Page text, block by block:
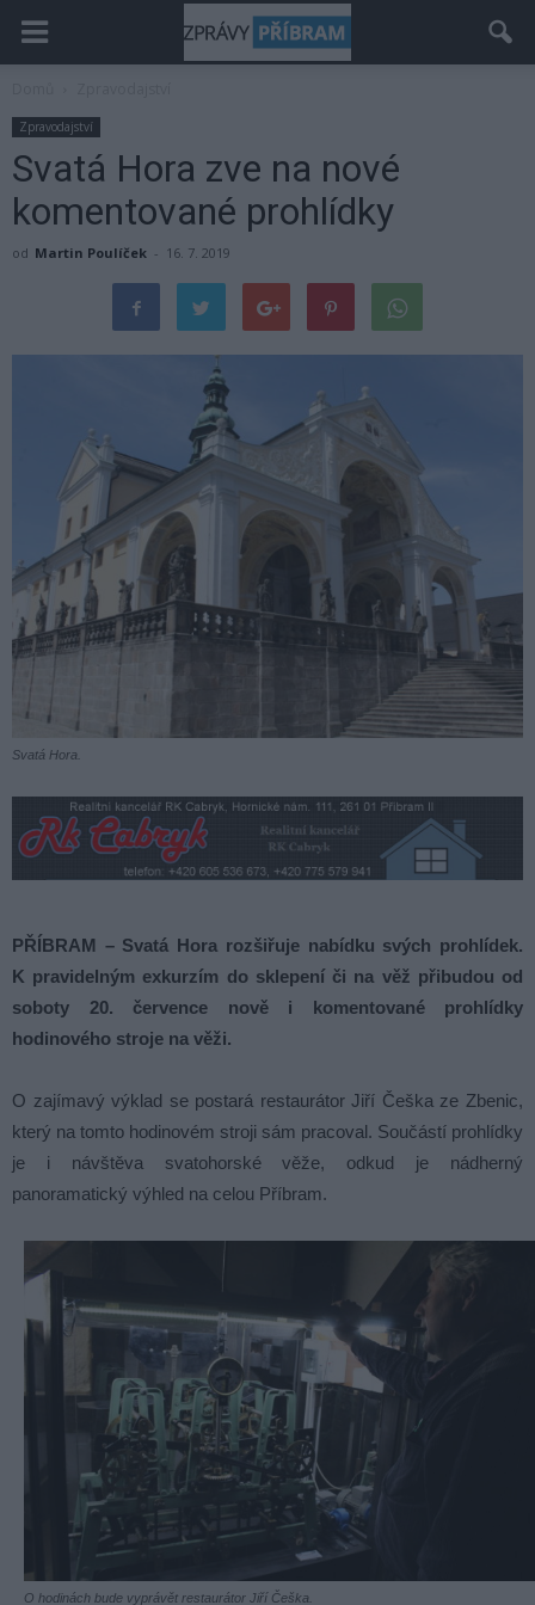
Zpravodajství
Svatá Hora zve na nové
komentované prohlídky
od Martin Poulíček - 16. 7. 2019
Svatá Hora.
PŘÍBRAM – Svatá Hora rozšiřuje nabídku svých prohlídek.
K pravidelným exkurzím do sklepení či na věž přibudou od
soboty 20. července nově i komentované prohlídky
hodinového stroje na věži.
O zajímavý výklad se postará restaurátor Jiří Češka ze Zbenic,
který na tomto hodinovém stroji sám pracoval. Součástí prohlídky
je i návštěva svatohorské věže, odkud je nádherný
panoramatický výhled na celou Příbram.
O hodinách bude vyprávět restaurátor Jiří Češka.